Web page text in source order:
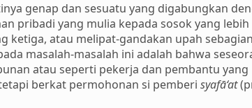
genap dan sesuatu yang digabungkan
pribadi yang mulia kepada sosok yang
ketiga, atau melipat-gandakan upah
masalah-masalah ini adalah bahwa
atau seperti pekerja dan pembantu
berkat permohonan si pemberi syafā‘at